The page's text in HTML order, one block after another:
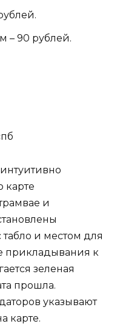
– 90 рублей.
карте
и
и местом для
прикладывания к
зеленая
прошла.
указывают
карте.